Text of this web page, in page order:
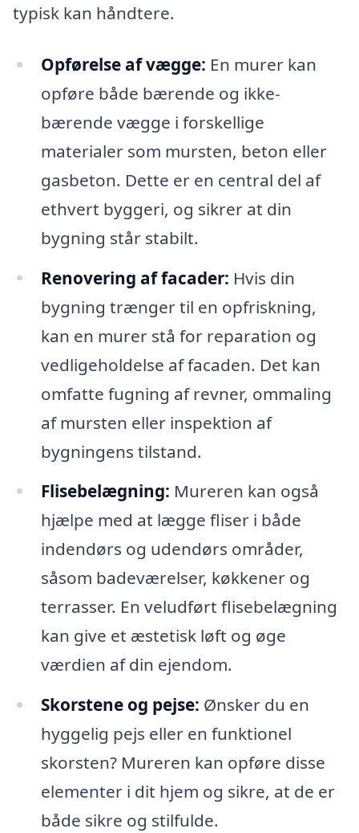
typisk kan håndtere.
Opførelse af vægge: En murer kan
opføre både bærende og ikke-
bærende vægge i forskellige
materialer som mursten, beton eller
gasbeton. Dette er en central del af
ethvert byggeri, og sikrer at din
bygning står stabilt.
Renovering af facader: Hvis din
bygning trænger til en opfriskning,
kan en murer stå for reparation og
vedligeholdelse af facaden. Det kan
omfatte fugning af revner, ommaling
af mursten eller inspektion af
bygningens tilstand.
Flisebelægning: Mureren kan også
hjælpe med at lægge fliser i både
indendørs og udendørs områder,
såsom badeværelser, køkkener og
terrasser. En veludført flisebelægning
kan give et æstetisk løft og øge
værdien af din ejendom.
Skorstene og pejse: Ønsker du en
hyggelig pejs eller en funktionel
skorsten? Mureren kan opføre disse
elementer i dit hjem og sikre, at de er
både sikre og stilfulde.